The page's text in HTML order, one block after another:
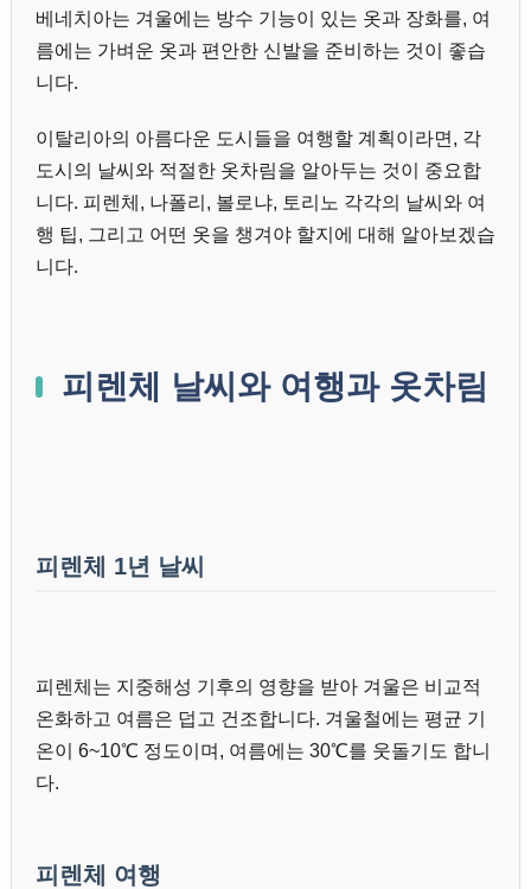
베네치아는 겨울에는 방수 기능이 있는 옷과 장화를, 여
름에는 가벼운 옷과 편안한 신발을 준비하는 것이 좋습
니다.
이탈리아의 아름다운 도시들을 여행할 계획이라면, 각
도시의 날씨와 적절한 옷차림을 알아두는 것이 중요합
니다. 피렌체, 나폴리, 볼로냐, 토리노 각각의 날씨와 여
행 팁, 그리고 어떤 옷을 챙겨야 할지에 대해 알아보겠습
니다.
피렌체 날씨와 여행과 옷차림
피렌체 1년 날씨
피렌체는 지중해성 기후의 영향을 받아 겨울은 비교적
온화하고 여름은 덥고 건조합니다. 겨울철에는 평균 기
온이 6~10℃ 정도이며, 여름에는 30℃를 웃돌기도 합니
다.
피렌체 여행